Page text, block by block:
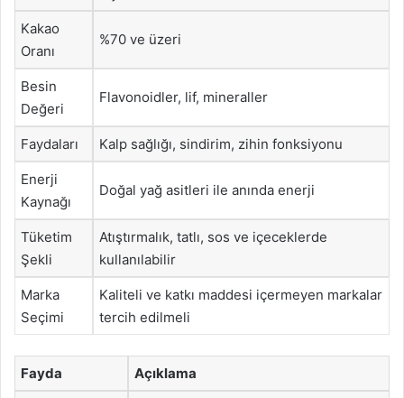
Kakao
Oranı
%70 ve üzeri
Besin
Değeri
Flavonoidler, lif, mineraller
Faydaları Kalp sağlığı, sindirim, zihin fonksiyonu
Enerji
Kaynağı
Doğal yağ asitleri ile anında enerji
Tüketim
Şekli
Atıştırmalık, tatlı, sos ve içeceklerde
kullanılabilir
Marka
Seçimi
Kaliteli ve katkı maddesi içermeyen markalar
tercih edilmeli
Fayda Açıklama